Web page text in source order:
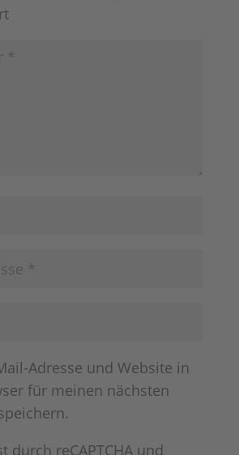
Adresse und Website in
für meinen nächsten
durch reCAPTCHA und